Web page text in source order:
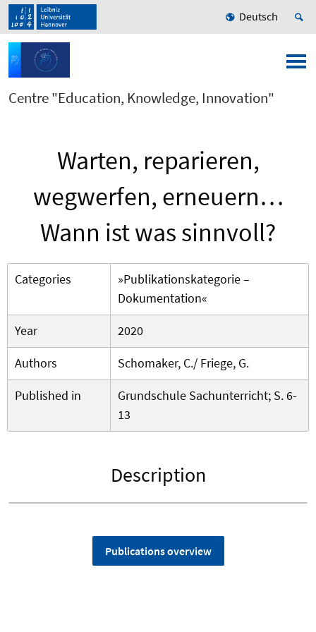
Deutsch
Centre "Education, Knowledge, Innovation"
Warten, reparieren,
wegwerfen, erneuern…
Wann ist was sinnvoll?
Categories
»Publikationskategorie –
Dokumentation«
Year
2020
Authors
Schomaker, C./ Friege, G.
Published in
Grundschule Sachunterricht; S. 6-
13
Description
Publications overview